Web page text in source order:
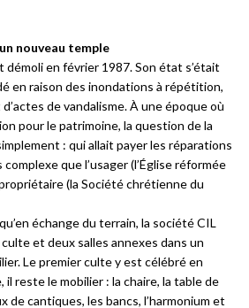
nouveau temple
en février 1987. Son état s’était
en raison des inondations à répétition,
de vandalisme. À une époque où
pour le patrimoine, la question de la
: qui allait payer les réparations
que l’usager (l’Église réformée
(la Société chrétienne du
échange du terrain, la société CIL
et deux salles annexes dans un
Le premier culte y est célébré en
il reste le mobilier : la chaire, la table de
de cantiques, les bancs, l’harmonium et